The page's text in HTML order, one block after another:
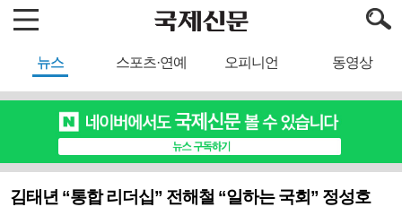
뉴스 스포츠·연예 오피니언 동영상
김태년 “통합 리더십” 전해철 “일하는 국회” 정성호